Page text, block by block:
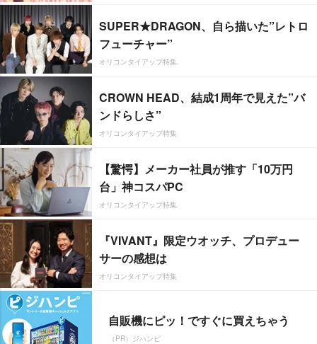
SUPER★DRAGON、自ら描いた”レトロ
フューチャー”
オリコンタイアップ特集
CROWN HEAD、結成1周年で見えた”バ
ンドらしさ”
オリコンタイアップ特集
【驚愕】メーカー社員が推す「10万円
台」神コスパPC
オリコンタイアップ特集
『VIVANT』限定ウオッチ、プロデュー
サーの感想は
オリコンタイアップ特集
自販機にピッ！ですぐに買えちゃう
（PR）ジハンピ